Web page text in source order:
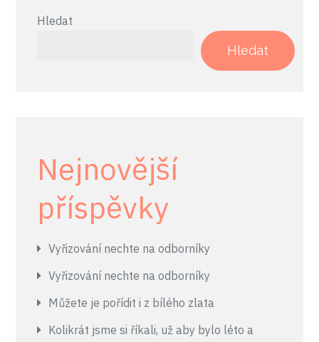
Hledat
Hledat
Nejnovější
příspěvky
Vyřizování nechte na odborníky
Vyřizování nechte na odborníky
Můžete je pořídit i z bílého zlata
Kolikrát jsme si říkali, už aby bylo léto a